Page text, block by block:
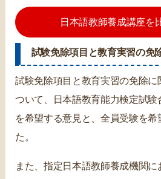
日本語教師養成講座を
試験免除項目と教育実習の免
試験免除項目と教育実習の免除に
ついて、日本語教育能力検定試験
を希望する意見と、全員受験を
た。
また、指定日本語教師養成機関